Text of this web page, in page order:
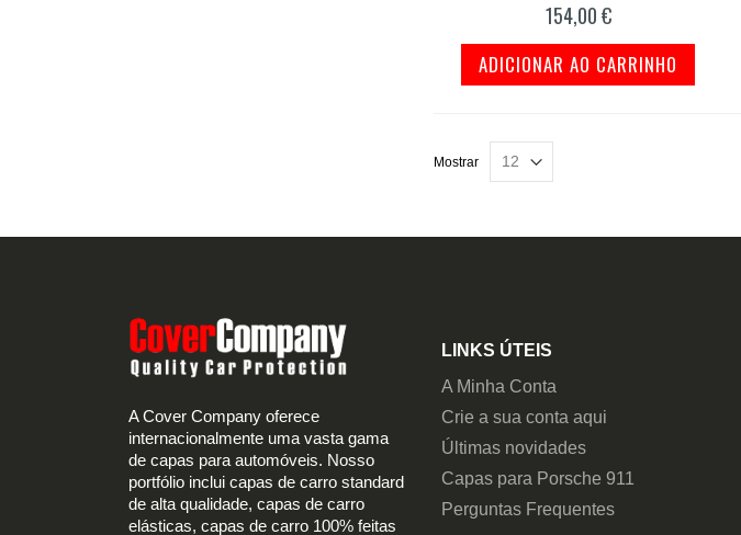
154,00 €
ADICIONAR AO CARRINHO
Mostrar
A Cover Company oferece
internacionalmente uma vasta gama
de capas para automóveis. Nosso
portfólio inclui capas de carro standard
de alta qualidade, capas de carro
elásticas, capas de carro 100% feitas
LINKS ÚTEIS
A Minha Conta
Crie a sua conta aqui
Últimas novidades
Capas para Porsche 911
Perguntas Frequentes